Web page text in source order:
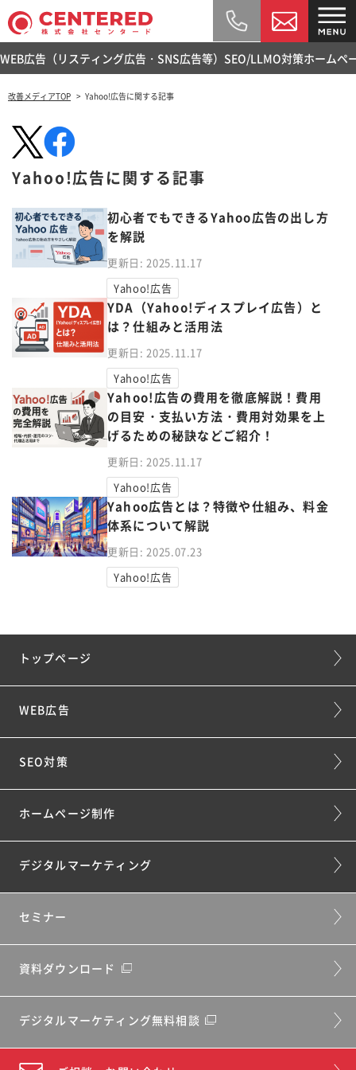
WEB広告（リスティング広告・SNS広告等） SEO/LLMO対策ホームペ
改善メディアTOP Yahoo!広告に関する記事
Yahoo!広告に関する記事
初心者でもできるYahoo広告の出し方
を解説
更新日: 2025.11.17
Yahoo!広告
YDA（Yahoo!ディスプレイ広告）と
は？仕組みと活用法
更新日: 2025.11.17
Yahoo!広告
Yahoo!広告の費用を徹底解説！費用
の目安・支払い方法・費用対効果を上
げるための秘訣などご紹介！
更新日: 2025.11.17
Yahoo!広告
Yahoo広告とは？特徴や仕組み、料金
体系について解説
更新日: 2025.07.23
Yahoo!広告
トップページ
WEB広告
SEO対策
ホームページ制作
デジタルマーケティング
セミナー
資料ダウンロード
デジタルマーケティング無料相談